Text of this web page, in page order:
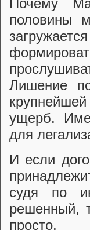
половины
Лишение
ущерб.
для
И если
судя по
решенный,
просто.